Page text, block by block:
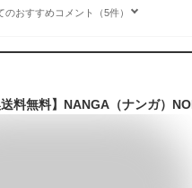
のおすすめコメント（5件）